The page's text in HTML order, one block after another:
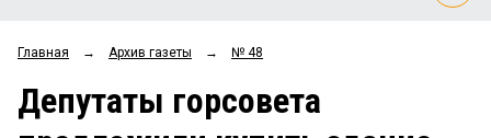
ОБЩЕСТВО
ЗАКОН Рейтинги
Главная → Архив газеты → № 48
Депутаты горсовета